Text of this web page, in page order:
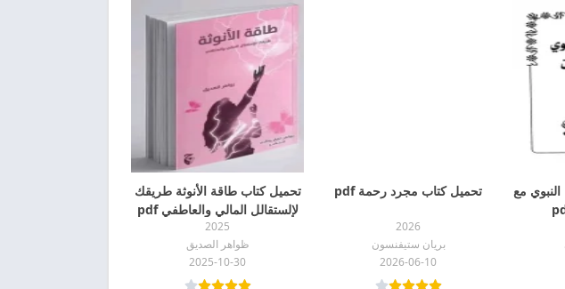
مع
تحميل كتاب مجرد رحمة pdf
2026
بريان ستيفنسون
2026-06-10
تحميل كتاب طاقة الأنوثة طريقك
لإلستقالل المالي والعاطفي pdf
2025
ظواهر الصديق
2025-10-30